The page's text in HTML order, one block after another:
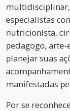
especialistas
nutricionista,
pedagogo,
planejar suas
manifestadas
Por se